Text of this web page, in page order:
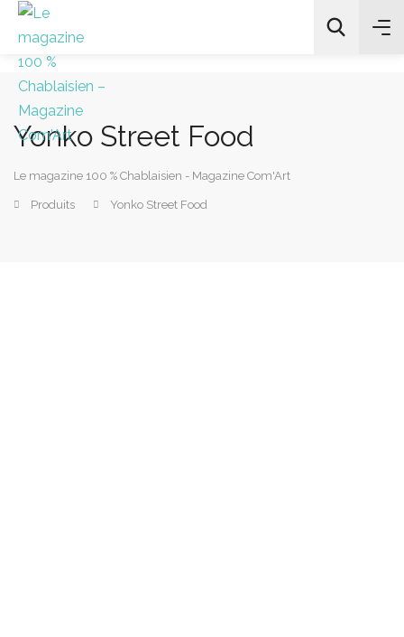
All Categories
Yonko Street Food
Le magazine 100 % Chablaisien - Magazine Com'Art
Produits Yonko Street Food